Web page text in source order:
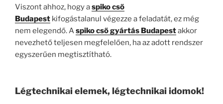
Viszont ahhoz, hogy aspiko cső
Budapest kifogástalanul végezze a feladatát, ez még
nem elegendő. Aspiko cső gyártás Budapestakkor
nevezhető teljesen megfelelően, ha az adott rendszer
egyszerűen megtisztítható.
Légtechnikai elemek, légtechnikai idomok!